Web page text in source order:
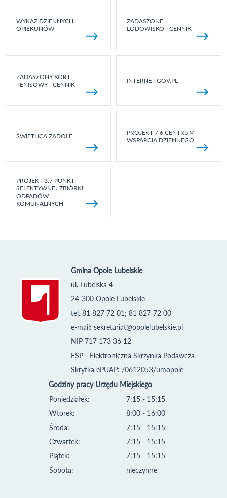
WYKAZ DZIENNYCH
OPIEKUNÓW
ZADASZONE
LODOWISKO - CENNIK
ZADASZONY KORT
TENISOWY - CENNIK
INTERNET.GOV.PL
ŚWIETLICA ZADOLE
PROJEKT 7.6 CENTRUM
WSPARCIA DZIENNEGO
PROJEKT 3.7 PUNKT
SELEKTYWNEJ ZBIÓRKI
ODPADÓW
KOMUNALNYCH
Gmina Opole Lubelskie
ul. Lubelska 4
24-300 Opole Lubelskie
tel. 81 827 72 01; 81 827 72 00
e-mail: sekretariat@opolelubelskie.pl
NIP 717 173 36 12
ESP - Elektroniczna Skrzynka Podawcza
Skrytka ePUAP: /0612053/umopole
Godziny pracy Urzędu Miejskiego
Poniedziałek:
Wtorek:
Środa:
Czwartek:
Piątek:
Sobota:
7:15 - 15:15
8:00 - 16:00
7:15 - 15:15
7:15 - 15:15
7:15 - 15:15
nieczynne